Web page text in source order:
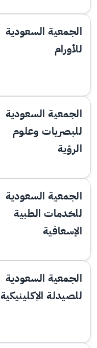
الجمعية السعودية
للأورام
الجمعية السعودية
للبصريات وعلوم
الرؤية
الجمعية السعودية
للخدمات الطبية
الإسعافية
الجمعية السعودية
للصيدلة الإكلينيكية